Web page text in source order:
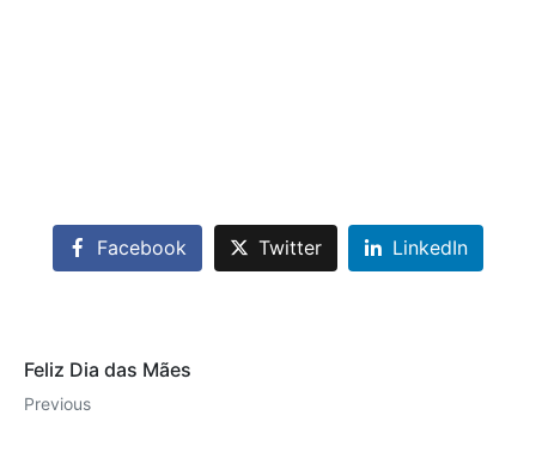
Facebook Twitter LinkedIn
Feliz Dia das Mães
Previous